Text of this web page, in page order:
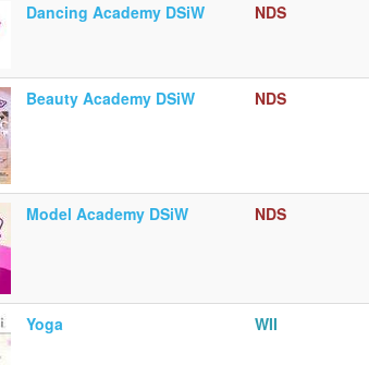
Dancing Academy DSiW NDS
Beauty Academy DSiW NDS
Model Academy DSiW NDS
Yoga WII